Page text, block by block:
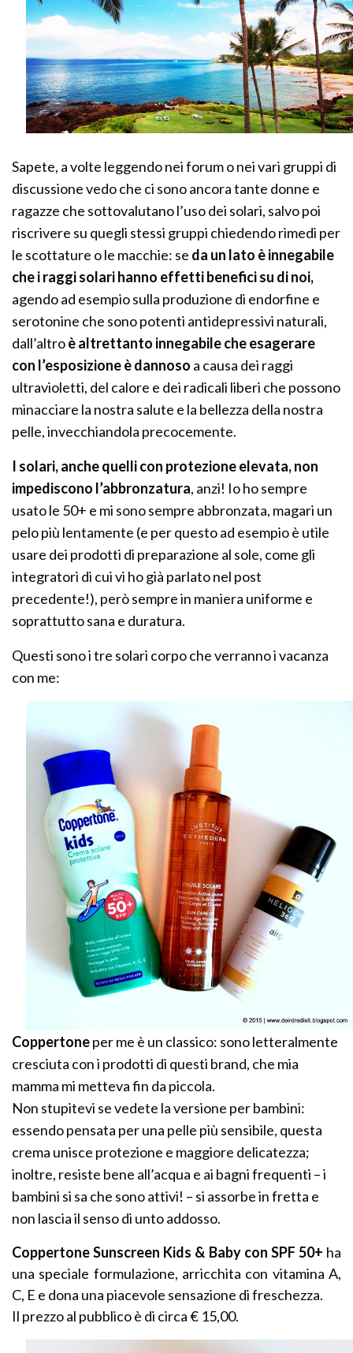
Sapete, a volte leggendo nei forum o nei vari gruppi di
discussione vedo che ci sono ancora tante donne e
ragazze che sottovalutano l’uso dei solari, salvo poi
riscrivere su quegli stessi gruppi chiedendo rimedi per
le scottature o le macchie: se da un lato è innegabile
che i raggi solari hanno effetti benefici su di noi,
agendo ad esempio sulla produzione di endorfine e
serotonine che sono potenti antidepressivi naturali,
dall’altroè altrettanto innegabile che esagerare
con l’esposizione è dannoso a causa dei raggi
ultravioletti, del calore e dei radicali liberi che possono
minacciare la nostra salute e la bellezza della nostra
pelle, invecchiandola precocemente.
I solari, anche quelli con protezione elevata, non
impediscono l’abbronzatura, anzi! Io ho sempre
usato le 50+ e mi sono sempre abbronzata, magari un
pelo più lentamente (e per questo ad esempio è utile
usare dei prodotti di preparazione al sole, come gli
integratori di cui vi ho già parlato nel post
precedente!), però sempre in maniera uniforme e
soprattutto sana e duratura.
Questi sono i tre solari corpo che verranno i vacanza
con me:
Coppertoneper me è un classico: sono letteralmente
cresciuta con i prodotti di questi brand, che mia
mamma mi metteva fin da piccola.
Non stupitevi se vedete la versione per bambini:
essendo pensata per una pelle più sensibile, questa
crema unisce protezione e maggiore delicatezza;
inoltre, resiste bene all’acqua e ai bagni frequenti – i
bambini si sa che sono attivi! – si assorbe in fretta e
non lascia il senso di unto addosso.
Coppertone Sunscreen Kids & Baby con SPF 50+ ha
una speciale formulazione, arricchita con vitamina A,
C, E e dona una piacevole sensazione di freschezza.
Il prezzo al pubblico è di circa € 15,00.